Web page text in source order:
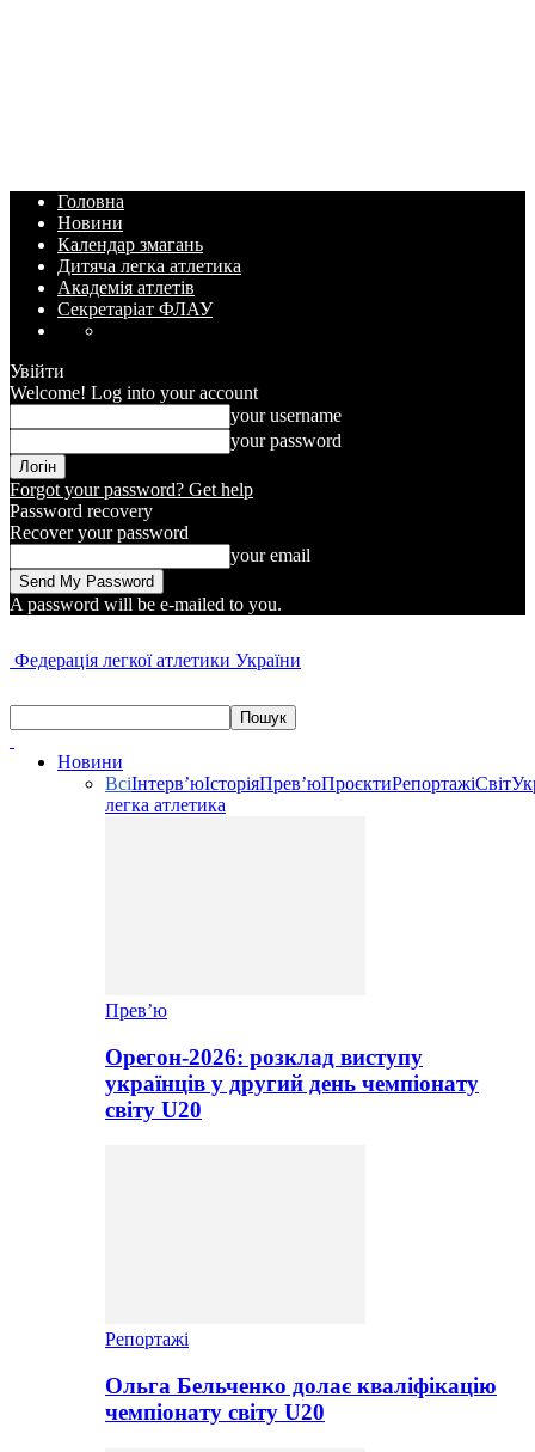
Головна
Новини
Календар змагань
Дитяча легка атлетика
Академія атлетів
Секретаріат ФЛАУ
Увійти
Welcome! Log into your account
your username
your password
Forgot your password? Get help
Password recovery
Recover your password
your email
A password will be e-mailed to you.
Федерація легкої атлетики України
Новини
ВсіІнтерв’юІсторіяПрев’юПроєктиРепортажіСвіт
легка атлетика
Прев’ю
Орегон-2026: розклад виступу
українців у другий день чемпіонату
світу U20
Репортажі
Ольга Бельченко долає кваліфікацію
чемпіонату світу U20